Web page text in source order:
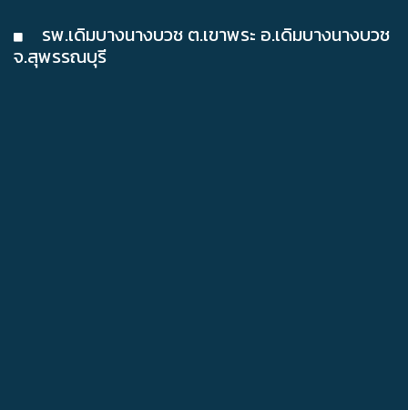
รพ.เดิมบางนางบวช ต.เขาพระ อ.เดิมบางนางบวช
จ.สุพรรณบุรี